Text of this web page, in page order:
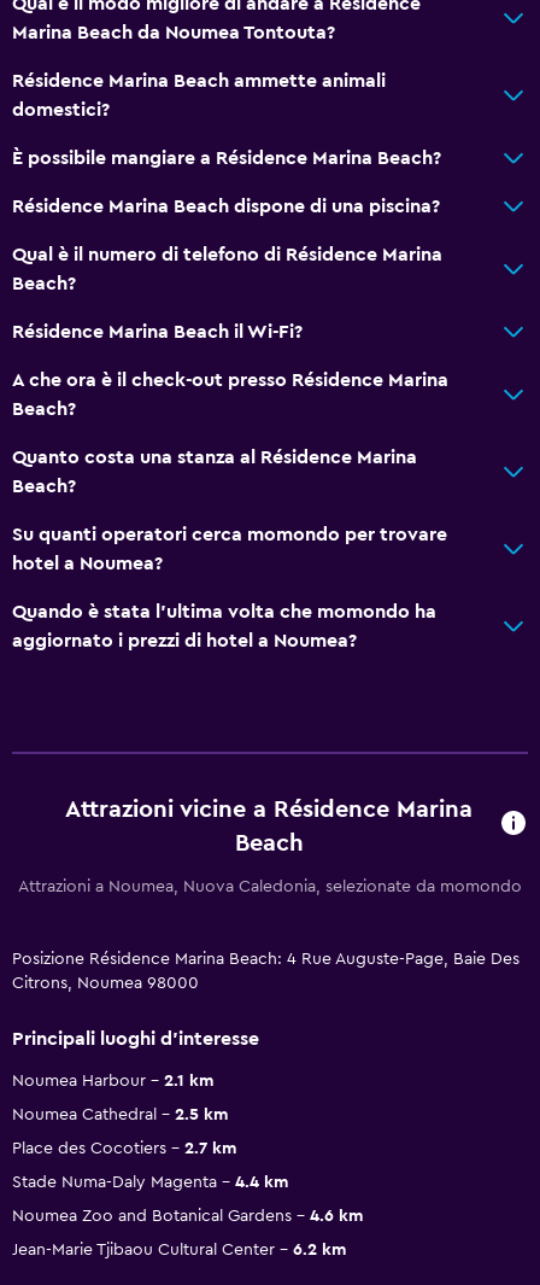
Marina Beach da Noumea Tontouta?
Résidence Marina Beach ammette animali
domestici?
È possibile mangiare a Résidence Marina Beach?
Résidence Marina Beach dispone di una piscina?
Qual è il numero di telefono di Résidence Marina
Beach?
Résidence Marina Beach il Wi-Fi?
A che ora è il check-out presso Résidence Marina
Beach?
Quanto costa una stanza al Résidence Marina
Beach?
Su quanti operatori cerca momondo per trovare
hotel a Noumea?
Quando è stata l'ultima volta che momondo ha
aggiornato i prezzi di hotel a Noumea?
Attrazioni vicine a Résidence Marina
Beach
Attrazioni a Noumea, Nuova Caledonia, selezionate da momondo
Posizione Résidence Marina Beach: 4 Rue Auguste-Page, Baie Des
Citrons, Noumea 98000
Principali luoghi d'interesse
Noumea Harbour
2.1 km
Noumea Cathedral
2.5 km
Place des Cocotiers
2.7 km
Stade Numa-Daly Magenta
4.4 km
Noumea Zoo and Botanical Gardens
4.6 km
Jean-Marie Tjibaou Cultural Center
6.2 km